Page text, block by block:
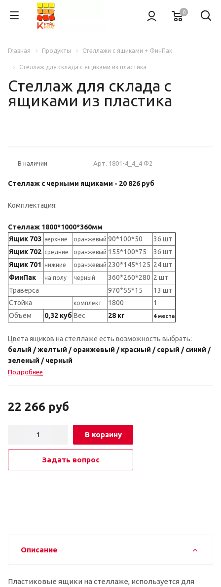
0
Главная Продукты Стеллажи с ящиками + ФинПак
Стеллаж для склада с ящиками из пластика
Стеллаж для склада с
ящиками из пластика
В наличии Арт. 1801-4_4_4 Ф2
Стеллаж с черными ящиками - 20 826 руб
Комплектация:
Стеллаж 1800*1000*360мм
Ящик 703 верхние оранжевый 90*100*50
36 шт
Ящик 702 средние оранжевый 155*100*75
36 шт
Ящик 701 нижние оранжевый 230*145*125 24 шт
ФинПак
на полу черный 360*260*280 2 шт
Траверса
970*55*15
13 шт
Стойка
комплект 1800
1
Объем
0,32 куб Вес 28 кг 4 места
Цвета ящиков на стеллаже есть возможность выбрать:
белый / желтый / оранжевый / красный / серый / синий /
зеленый / черный
Подробнее
22 266 руб
В корзину
Задать вопрос
Описание
Пластиковые ящики на стеллаже, используется для